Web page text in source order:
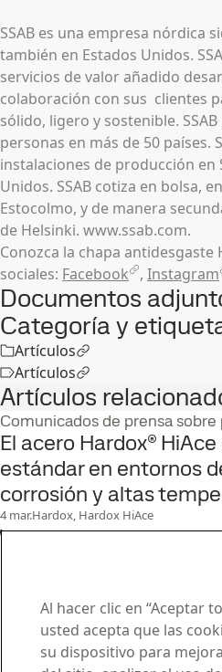
SSAB es una empresa nórdica
también en Estados Unidos.
servicios de valor añadido
colaboración con sus clientes
sólido, ligero y sostenible.
personas en más de 50 países.
instalaciones de producción en
Unidos. SSAB cotiza en bolsa,
Estocolmo, y de manera
de Helsinki. www.ssab.com.
Conozca la chapa
sociales: Facebook , Instagram
Documentos
Categoría y
Artículos
Artículos
Artículos
Comunicados de prensa
El acero Hardox®
estándar en entornos
corrosión y altas
4 mar.Hardox, Hardox HiAce
SSAB
Póngase en
¿Cómo podemos ayudarle?
Al hacer clic en “Aceptar
usted acepta que las
su dispositivo para